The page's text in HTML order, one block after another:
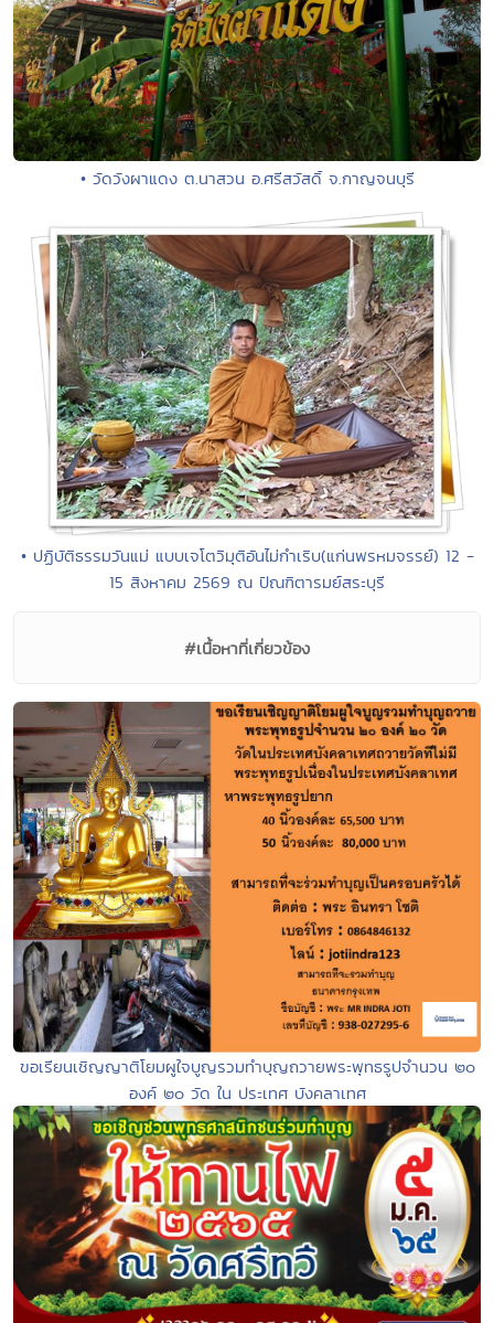
• วัดวังผาแดง ต.นาสวน อ.ศรีสวัสดิ์ จ.กาญจนบุรี
• ปฏิบัติธรรมวันแม่ แบบเจโตวิมุติอันไม่กำเริบ(แก่นพรหมจรรย์) 12 -
15 สิงหาคม 2569 ณ ปัณฑิตารมย์สระบุรี
#เนื้อหาที่เกี่ยวข้อง
ขอเรียนเชิญญาติโยมผูใจบูญรวมทำบุญถวายพระพุทธรูปจำนวน ๒๐
องค์ ๒๐ วัด ใน ประเทศ บังคลาเทศ